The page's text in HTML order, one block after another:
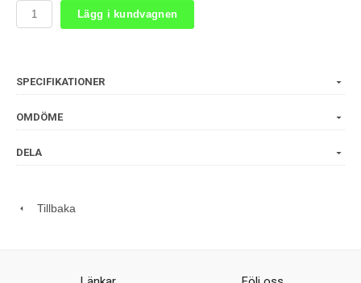
Lägg i kundvagnen
SPECIFIKATIONER
OMDÖME
DELA
Tillbaka